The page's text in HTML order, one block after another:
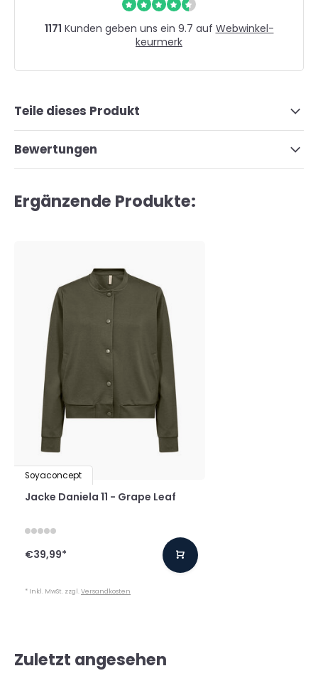
1171 Kunden geben uns ein 9.7 auf Webwinkel-
keurmerk
Teile dieses Produkt
Bewertungen
Ergänzende Produkte:
Soyaconcept
Jacke Daniela 11 - Grape Leaf
€39,99*
* Inkl. MwSt. zzgl.Versandkosten
Zuletzt angesehen